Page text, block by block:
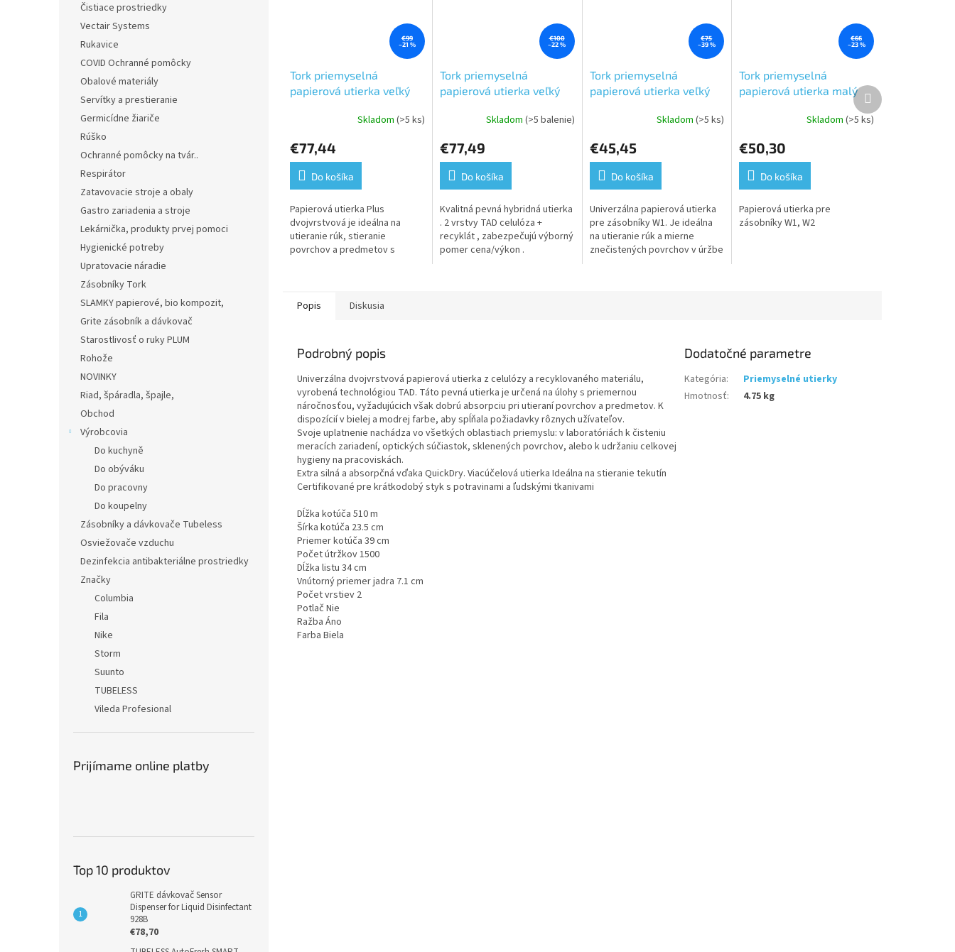
Čistiace prostriedky
Vectair Systems
Rukavice
COVID Ochranné pomôcky
Obalové materiály
Servítky a prestieranie
Germicídne žiariče
Rúško
Ochranné pomôcky na tvár..
Respirátor
Zatavovacie stroje a obaly
Gastro zariadenia a stroje
Lekárnička, produkty prvej pomoci
Hygienické potreby
Upratovacie náradie
Zásobníky Tork
SLAMKY papierové, bio kompozit,
Grite zásobník a dávkovač
Starostlivosť o ruky PLUM
Rohože
NOVINKY
Riad, špáradla, špajle,
Obchod
Výrobcovia
Do kuchyně
Do obýváku
Do pracovny
Do koupelny
Zásobníky a dávkovače Tubeless
Osviežovače vzduchu
Dezinfekcia antibakteriálne prostriedky
Značky
Columbia
Fila
Nike
Storm
Suunto
TUBELESS
Vileda Profesional
Prijímame online platby
Top 10 produktov
GRITE dávkovač Sensor
Dispenser for Liquid Disinfectant
928B
€78,70
€99
–21 %
Tork priemyselná
papierová utierka veľký
2.vrst,dĺžka 510 m,1 kotúč
produktu
je
5,0
z
5
hviezdičiek.
Skladom (>5 ks)
€77,44
Do košíka
Papierová utierka Plus
dvojvrstvová je ideálna na
utieranie rúk, stieranie
povrchov a predmetov s
€100
–22 %
Tork priemyselná
papierová utierka veľký
modrá, 2 vrst., dĺžka 510
Skladom (>5 balenie)
€77,49
Do košíka
Kvalitná pevná hybridná utierka
. 2 vrstvy TAD celulóza +
recyklát , zabezpečujú výborný
pomer cena/výkon .
€75
–39 %
Tork priemyselná
papierová utierka veľký
Plus,Premium,modrá,2
kotúč v kartóne-W1
Skladom(>5 ks)
€45,45
Do košíka
Univerzálna papierová utierka
pre zásobníky W1. Je ideálna
na utieranie rúk a mierne
znečistených povrchov v úržbe
€66
–23 %
Tork priemyselná
papierová utierka malý
Premium,modrá, 2 vrstvy,
kart. -W1/W2
Skladom (>5 ks)
€50,30
Do košíka
Papierová utierka pre
zásobníky W1, W2
Ďalší
produkt
Popis Diskusia
Podrobný popis
Univerzálna dvojvrstvová papierová utierka z celulózy a recyklovaného materiálu,
vyrobená technológiou TAD. Táto pevná utierka je určená na úlohy s priemernou
náročnosťou, vyžadujúcich však dobrú absorpciu pri utieraní povrchov a predmetov. K
dispozícií v bielej a modrej farbe, aby spĺňala požiadavky rôznych užívateľov.
Svoje uplatnenie nachádza vo všetkých oblastiach priemyslu: v laboratóriách k čisteniu
meracích zariadení, optických súčiastok, sklenených povrchov, alebo k udržaniu celkovej
hygieny na pracoviskách.
Extra silná a absorpčná vďaka QuickDry. Viacúčelová utierka Ideálna na stieranie tekutín
Certifikované pre krátkodobý styk s potravinami a ľudskými tkanivami
Dĺžka kotúča 510 m
Šírka kotúča 23.5 cm
Priemer kotúča 39 cm
Počet útržkov 1500
Dĺžka listu 34 cm
Vnútorný priemer jadra 7.1 cm
Počet vrstiev 2
Potlač Nie
Ražba Áno
Farba Biela
Dodatočné parametre
Kategória:
Priemyselné utierky
Hmotnosť: 4.75 kg